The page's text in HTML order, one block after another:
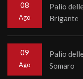
08
Ago
Palio
Brigante
09
Ago
Palio
Somaro